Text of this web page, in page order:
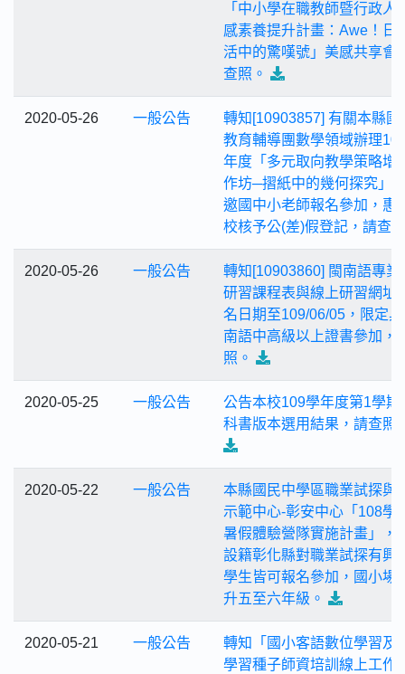
「中小學在職教師暨行政人
感素養提升計畫：Awe！日
活中的驚嘆號」美感共享會
查照。
2020-05-26 一般公告
轉知[10903857] 有關本縣國
教育輔導團數學領域辦理
年度「多元取向教學策略增
作坊─摺紙中的幾何探究」
邀國中小老師報名參加，惠
校核予公(差)假登記，請查
2020-05-26 一般公告
轉知[10903860] 閩南語專業
研習課程表與線上研習網址
名日期至109/06/05，限定
南語中高級以上證書參加，
照。
2020-05-25 一般公告
公告本校109學年度第1學期
科書版本選用結果，請查照
2020-05-22 一般公告
本縣國民中學區職業試探與
示範中心-彰安中心「108學
暑假體驗營隊實施計畫」，
設籍彰化縣對職業試探有興
學生皆可報名參加，國小場
升五至六年級。
2020-05-21 一般公告
轉知「國小客語數位學習及
學習種子師資培訓線上工作